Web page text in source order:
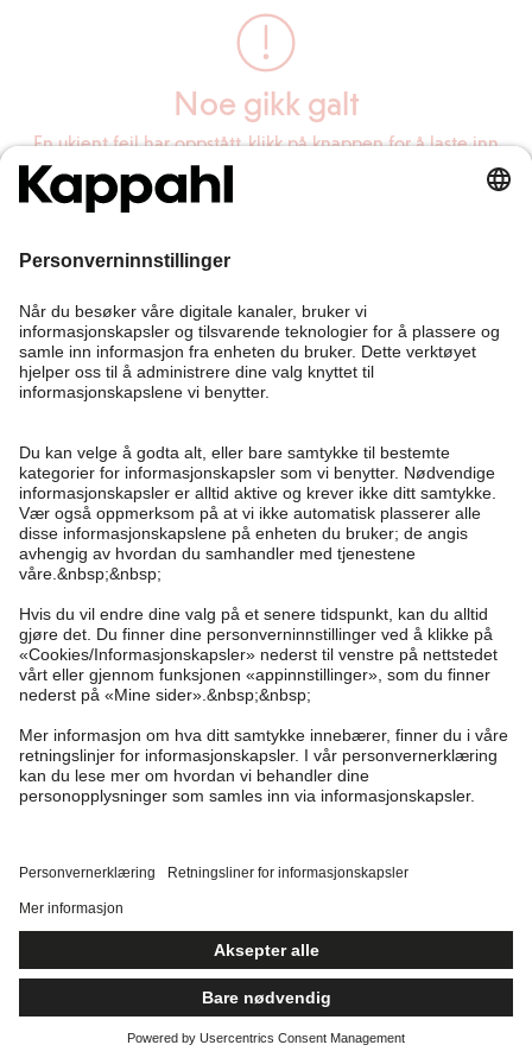
Noe gikk galt
En ukjent feil har oppstått, klikk på knappen for å laste inn
siden på nytt.